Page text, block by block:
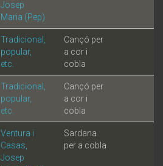
Josep
Maria (Pep)
Tradicional,
popular,
etc.
Cançó per
a cor i
cobla
Tradicional,
popular,
etc.
Cançó per
a cor i
cobla
Ventura i
Casas,
Josep
Sardana
per a cobla